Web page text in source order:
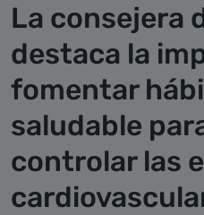
La consejera
destaca la
fomentar
saludable
controlar las